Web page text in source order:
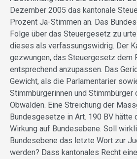
Dezember 2005 das kantonale
Prozent Ja-Stimmen an. Das
Folge über das Steuergesetz zu
dieses als verfassungswidrig. Der
gezwungen, das Steuergesetz dem
entsprechend anzupassen. Das
Gewicht, als die Parlamentarier
Stimmbürgerinnen und Stimmbürger
Obwalden. Eine Streichung der
Bundesgesetze in Art. 190 BV hätte
Wirkung auf Bundesebene. Soll
Bundesebene das letzte Wort zur
werden? Dass kantonales Recht